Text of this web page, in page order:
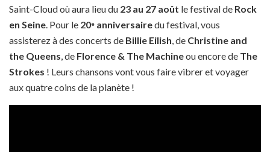
Saint-Cloud où aura lieu du 23 au 27 août le festival de Rock
en Seine. Pour le 20e anniversairedu festival, vous
assisterez à des concerts de Billie Eilish, de Christine and
the Queens, de Florence & The Machineou encore de The
Strokes ! Leurs chansons vont vous faire vibrer et voyager
aux quatre coins de la planète !